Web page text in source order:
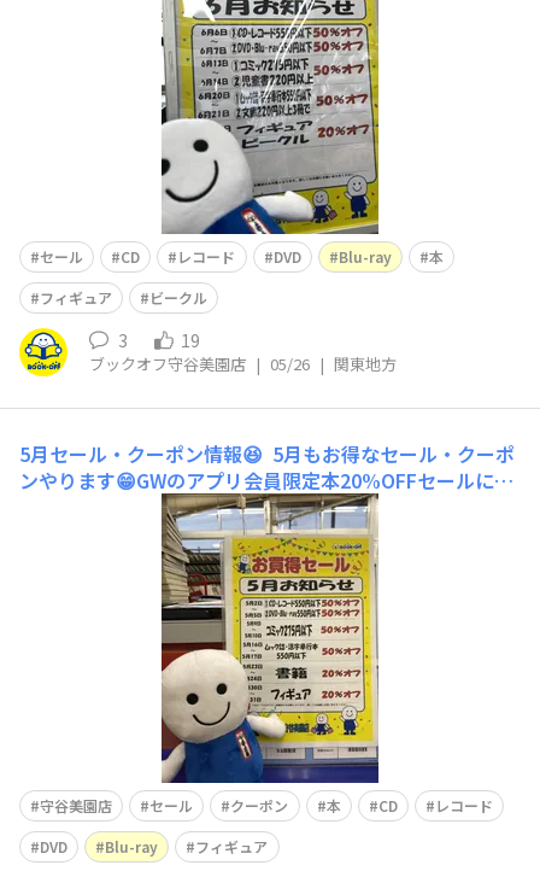
セール CD レコード DVD Blu-ray
本
フィギュア
ビークル
3 19
ブックオフ守谷美園店 | 05/26 | 関東地方
5月セール・クーポン情報😆 5月もお得なセール・クーポ
ンやります😁GWのアプリ会員限定本20%OFFセールに加
えて①CD・レコード・DVD・Blu-rayの550円以下商品が5
0%OFF😊🎵②フィギュア20%OFFクーポン配信😘しちゃ
います他にも毎週お得情報いっぱいです！GWは是非当店
へご来店ください😌
守谷美園店 セール クーポン 本 CD
レコード
DVD
Blu-ray フィギュア